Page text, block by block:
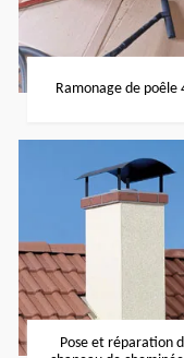
Ramonage de poêle
Pose et réparation